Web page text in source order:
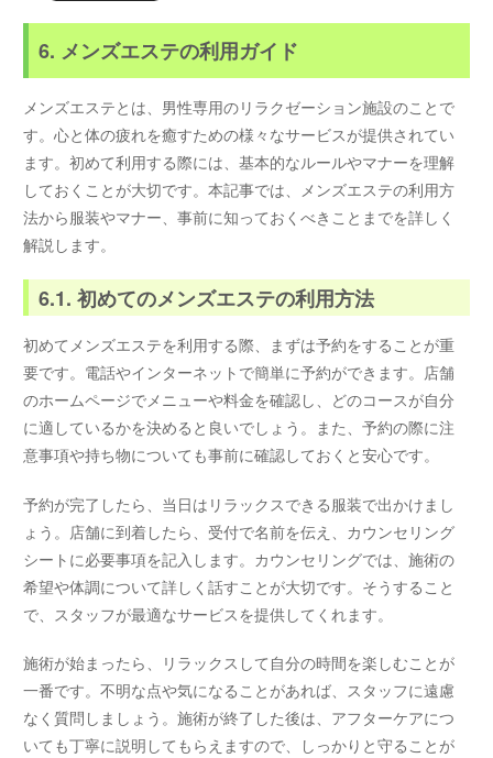
6. メンズエステの利用ガイド
メンズエステとは、男性専用のリラクゼーション施設のことで
す。心と体の疲れを癒すための様々なサービスが提供されてい
ます。初めて利用する際には、基本的なルールやマナーを理解
しておくことが大切です。本記事では、メンズエステの利用方
法から服装やマナー、事前に知っておくべきことまでを詳しく
解説します。
6.1. 初めてのメンズエステの利用方法
初めてメンズエステを利用する際、まずは予約をすることが重
要です。電話やインターネットで簡単に予約ができます。店舗
のホームページでメニューや料金を確認し、どのコースが自分
に適しているかを決めると良いでしょう。また、予約の際に注
意事項や持ち物についても事前に確認しておくと安心です。
予約が完了したら、当日はリラックスできる服装で出かけまし
ょう。店舗に到着したら、受付で名前を伝え、カウンセリング
シートに必要事項を記入します。カウンセリングでは、施術の
希望や体調について詳しく話すことが大切です。そうすること
で、スタッフが最適なサービスを提供してくれます。
施術が始まったら、リラックスして自分の時間を楽しむことが
一番です。不明な点や気になることがあれば、スタッフに遠慮
なく質問しましょう。施術が終了した後は、アフターケアにつ
いても丁寧に説明してもらえますので、しっかりと守ることが